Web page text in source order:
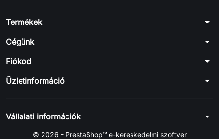
Termékek arrow_drop_down
Cégünk arrow_drop_down
Fiókod arrow_drop_down
Üzletinformáció arrow_drop_down
Vállalati információk arrow_drop_down
© 2026 - PrestaShop™ e-kereskedelmi szoftver